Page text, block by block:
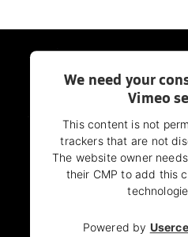
We need your
Vimeo
This content is not
trackers that are not
The website owner
their CMP to add this
Powered by